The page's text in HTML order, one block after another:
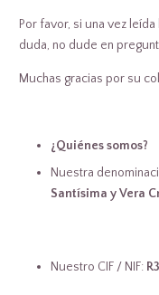
Por favor, si una vez
duda, no dude en
Muchas gracias por su
¿Quiénes somos?
Nuestra
Santísima y Vera
Nuestro CIF / NIF: